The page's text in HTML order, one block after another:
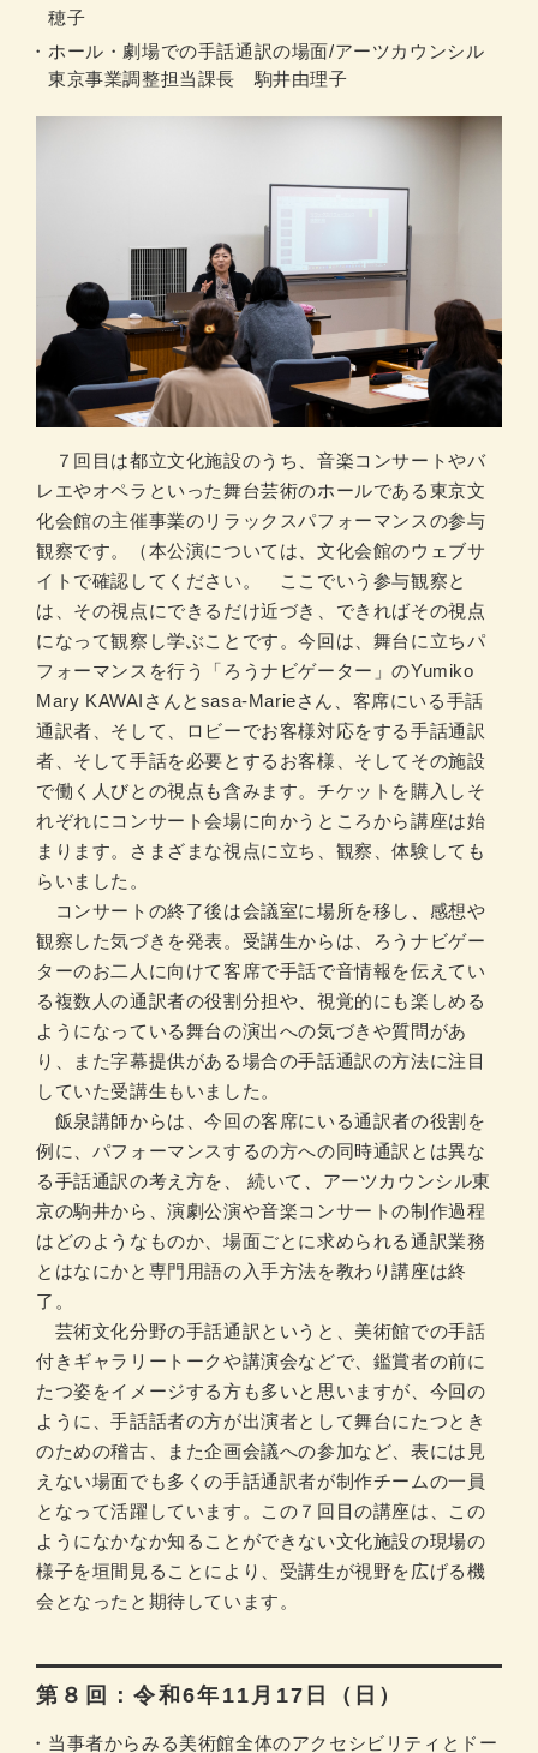
穂子
ホール・劇場での手話通訳の場面/アーツカウンシル
東京事業調整担当課長 駒井由理子
７回目は都立文化施設のうち、音楽コンサートやバ
レエやオペラといった舞台芸術のホールである東京文
化会館の主催事業のリラックスパフォーマンスの参与
観察です。（本公演については、文化会館のウェブサ
イトで確認してください。 ここでいう参与観察と
は、その視点にできるだけ近づき、できればその視点
になって観察し学ぶことです。今回は、舞台に立ちパ
フォーマンスを行う「ろうナビゲーター」のYumiko
Mary KAWAIさんとsasa-Marieさん、客席にいる手話
通訳者、そして、ロビーでお客様対応をする手話通訳
者、そして手話を必要とするお客様、そしてその施設
で働く人びとの視点も含みます。チケットを購入しそ
れぞれにコンサート会場に向かうところから講座は始
まります。さまざまな視点に立ち、観察、体験しても
らいました。
コンサートの終了後は会議室に場所を移し、感想や
観察した気づきを発表。受講生からは、ろうナビゲー
ターのお二人に向けて客席で手話で音情報を伝えてい
る複数人の通訳者の役割分担や、視覚的にも楽しめる
ようになっている舞台の演出への気づきや質問があ
り、また字幕提供がある場合の手話通訳の方法に注目
していた受講生もいました。
飯泉講師からは、今回の客席にいる通訳者の役割を
例に、パフォーマンスするの方への同時通訳とは異な
る手話通訳の考え方を、 続いて、アーツカウンシル東
京の駒井から、演劇公演や音楽コンサートの制作過程
はどのようなものか、場面ごとに求められる通訳業務
とはなにかと専門用語の入手方法を教わり講座は終
了。
芸術文化分野の手話通訳というと、美術館での手話
付きギャラリートークや講演会などで、鑑賞者の前に
たつ姿をイメージする方も多いと思いますが、今回の
ように、手話話者の方が出演者として舞台にたつとき
のための稽古、また企画会議への参加など、表には見
えない場面でも多くの手話通訳者が制作チームの一員
となって活躍しています。この７回目の講座は、この
ようになかなか知ることができない文化施設の現場の
様子を垣間見ることにより、受講生が視野を広げる機
会となったと期待しています。
第８回：令和6年11月17日（日）
当事者からみる美術館全体のアクセシビリティとドー